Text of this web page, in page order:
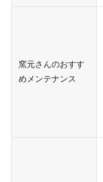
窯元さんのおすす
めメンテナンス